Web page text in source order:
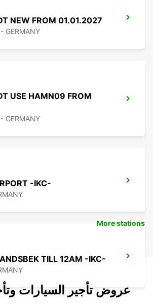
NEW FROM 01.01.2027
GERMANY
USE HAMN09 FROM
GERMANY
-IKC-
TILL 12AM -IKC-
More stations
عروض تأجير السيارات